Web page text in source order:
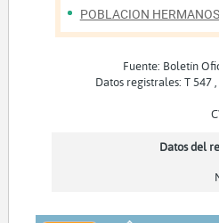
POBLACION
Fuente: Boletín
Datos registrales: T 547
Datos del